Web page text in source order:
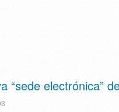
“sede electrónica”